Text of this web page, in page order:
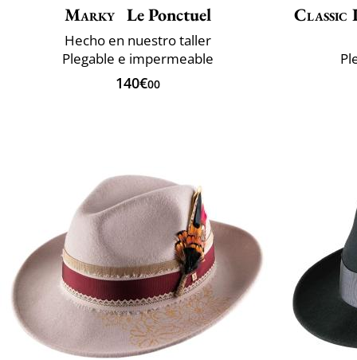
Marky Le Ponctuel
Hecho en nuestro taller
Plegable e impermeable
140€00
Classic